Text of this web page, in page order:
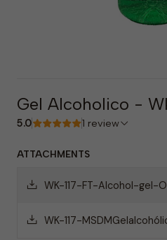
Gel Alcoholico -
5.0 1 review
ATTACHMENTS
WK-117-FT-Alcohol-gel-
WK-117-